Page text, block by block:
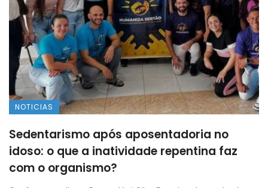
NOTICIAS
Sedentarismo após aposentadoria no
idoso: o que a inatividade repentina faz
com o organismo?